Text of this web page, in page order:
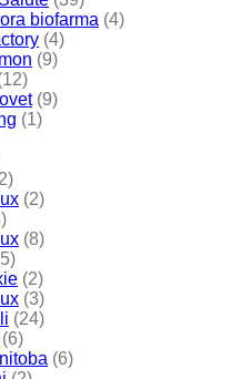
biofarma (4)
(4)
(9)
(9)
(1)
(2)
(8)
(2)
(3)
(24)
(6)
(6)